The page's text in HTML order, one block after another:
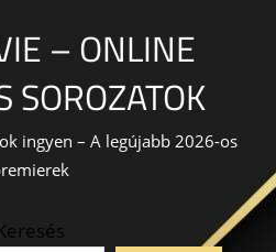
– ONLINE
SOROZATOK
ingyen – A legújabb 2026-os